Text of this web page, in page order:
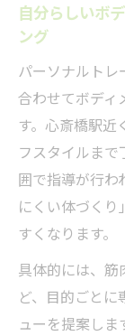
自分らしいボ
ング
パーソナルト
合わせてボディ
す。心斎橋駅近
フスタイルま
囲で指導が行わ
にくい体づく
すくなります。
具体的には、
ど、目的ごと
ューを提案し